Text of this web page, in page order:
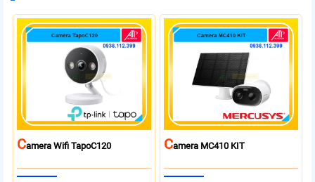
CAmera Wifi TapoC120 CAmera MC410 KIT